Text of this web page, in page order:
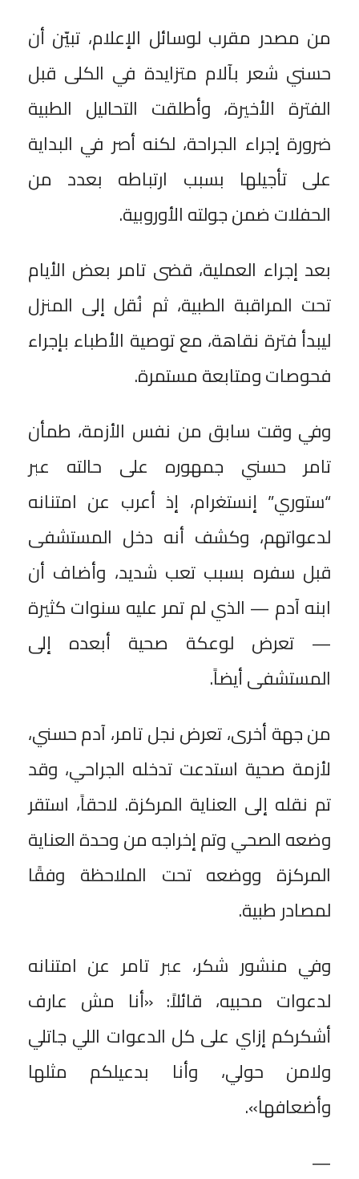
من مصدر مقرب لوسائل الإعلام، تبيّن أن
حسني شعر بآلام متزايدة في الكلى قبل
الفترة الأخيرة، وأطلقت التحاليل الطبية
ضرورة إجراء الجراحة، لكنه أصر في البداية
على تأجيلها بسبب ارتباطه بعدد من
الحفلات ضمن جولته الأوروبية.
بعد إجراء العملية، قضى تامر بعض الأيام
تحت المراقبة الطبية، ثم نُقل إلى المنزل
ليبدأ فترة نقاهة، مع توصية الأطباء بإجراء
فحوصات ومتابعة مستمرة.
وفي وقت سابق من نفس الأزمة، طمأن
تامر حسني جمهوره على حالته عبر
“ستوري” إنستغرام، إذ أعرب عن امتنانه
لدعواتهم، وكشف أنه دخل المستشفى
قبل سفره بسبب تعب شديد، وأضاف أن
ابنه آدم — الذي لم تمر عليه سنوات كثيرة
— تعرض لوعكة صحية أبعده إلى
المستشفى أيضاً.
من جهة أخرى، تعرض نجل تامر، آدم حسني،
لأزمة صحية استدعت تدخله الجراحي، وقد
تم نقله إلى العناية المركزة. لاحقاً، استقر
وضعه الصحي وتم إخراجه من وحدة العناية
المركزة ووضعه تحت الملاحظة وفقًا
لمصادر طبية.
وفي منشور شكر، عبر تامر عن امتنانه
لدعوات محبيه، قائلاً: «أنا مش عارف
أشكركم إزاي على كل الدعوات اللي جاتلي
ولامن حولي، وأنا بدعيلكم مثلها
وأضعافها».
—